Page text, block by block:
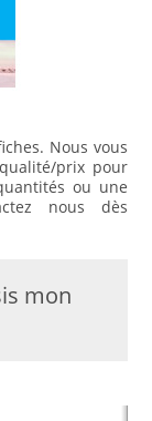
Nous vous
prix pour
ou une
nous dès
mon